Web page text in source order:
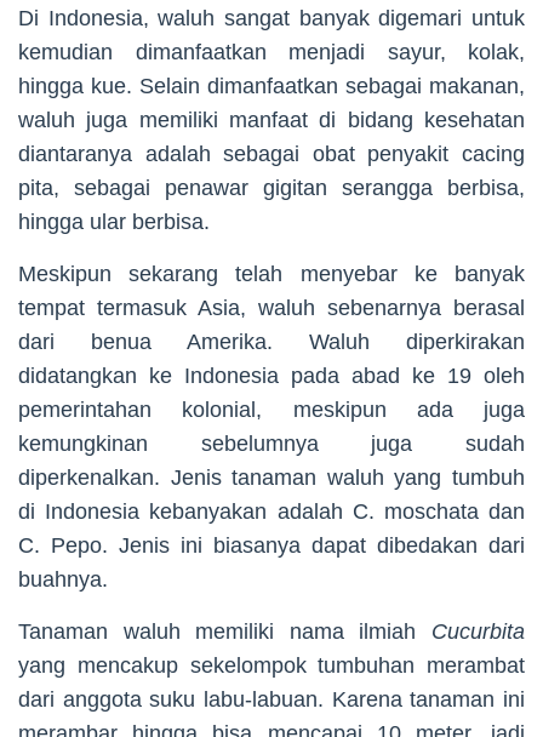
Di Indonesia, waluh sangat banyak digemari untuk
kemudian dimanfaatkan menjadi sayur, kolak,
hingga kue. Selain dimanfaatkan sebagai makanan,
waluh juga memiliki manfaat di bidang kesehatan
diantaranya adalah sebagai obat penyakit cacing
pita, sebagai penawar gigitan serangga berbisa,
hingga ular berbisa.
Meskipun sekarang telah menyebar ke banyak
tempat termasuk Asia, waluh sebenarnya berasal
dari benua Amerika. Waluh diperkirakan
didatangkan ke Indonesia pada abad ke 19 oleh
pemerintahan kolonial, meskipun ada juga
kemungkinan sebelumnya juga sudah
diperkenalkan. Jenis tanaman waluh yang tumbuh
di Indonesia kebanyakan adalah C. moschata dan
C. Pepo. Jenis ini biasanya dapat dibedakan dari
buahnya.
Tanaman waluh memiliki nama ilmiah Cucurbita
yang mencakup sekelompok tumbuhan merambat
dari anggota suku labu-labuan. Karena tanaman ini